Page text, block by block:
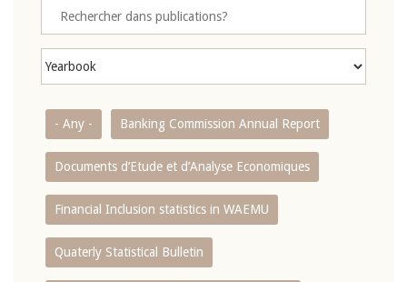
- Any - Banking Commission Annual Report
Documents d’Etude et d’Analyse Economiques
Financial Inclusion statistics in WAEMU
Quaterly Statistical Bulletin